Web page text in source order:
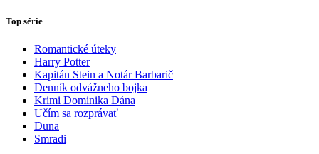
Top série
Romantické úteky
Harry Potter
Kapitán Stein a Notár Barbarič
Denník odvážneho bojka
Krimi Dominika Dána
Učím sa rozprávať
Duna
Smradi